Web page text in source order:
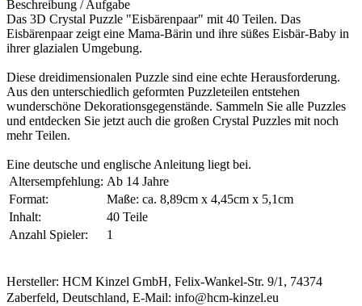
Beschreibung / Aufgabe
Das 3D Crystal Puzzle "Eisbärenpaar" mit 40 Teilen. Das
Eisbärenpaar zeigt eine Mama-Bärin und ihre süßes Eisbär-Baby in
ihrer glazialen Umgebung.
Diese dreidimensionalen Puzzle sind eine echte Herausforderung.
Aus den unterschiedlich geformten Puzzleteilen entstehen
wunderschöne Dekorationsgegenstände. Sammeln Sie alle Puzzles
und entdecken Sie jetzt auch die großen Crystal Puzzles mit noch
mehr Teilen.
Eine deutsche und englische Anleitung liegt bei.
Altersempfehlung: Ab 14 Jahre
Format:
Maße: ca. 8,89cm x 4,45cm x 5,1cm
Inhalt:
40 Teile
Anzahl Spieler:
1
Hersteller: HCM Kinzel GmbH, Felix-Wankel-Str. 9/1, 74374
Zaberfeld, Deutschland, E-Mail: info@hcm-kinzel.eu